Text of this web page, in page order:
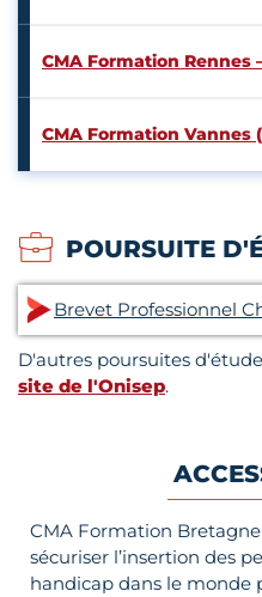
CMA Formation Rennes
CMA Formation Vannes
POURSUITE
Brevet Professionnel
D'autres poursuites
site de l'Onisep.
CMA Formation
sécuriser l’insertion des
handicap dans le monde